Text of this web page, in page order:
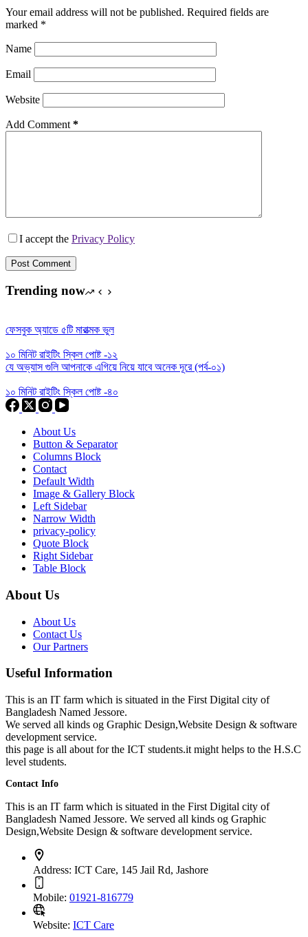
Your email address will not be published. Required fields are
marked *
Name
Email
Website
Add Comment *
I accept the Privacy Policy
Post Comment
Trending now
ফেসবুক অ্যাডে ৫টি মারাত্মক ভুল
১০ মিনিট রাইটিং স্কিল পোষ্ট -১২
যে অভ্যাস গুলি আপনাকে এগিয়ে নিয়ে যাবে অনেক দূরে (পর্ব-০১)
১০ মিনিট রাইটিং স্কিল পোষ্ট -৪০
About Us
Button & Separator
Columns Block
Contact
Default Width
Image & Gallery Block
Left Sidebar
Narrow Width
privacy-policy
Quote Block
Right Sidebar
Table Block
About Us
About Us
Contact Us
Our Partners
Useful Information
This is an IT farm which is situated in the First Digital city of
Bangladesh Named Jessore.
We served all kinds og Graphic Design,Website Design & software
development service.
this page is all about for the ICT students.it might helps to the H.S.C
level students.
Contact Info
This is an IT farm which is situated in the First Digital city of
Bangladesh Named Jessore. We served all kinds og Graphic
Design,Website Design & software development service.
Address: ICT Care, 145 Jail Rd, Jashore
Mobile: 01921-816779
Website: ICT Care